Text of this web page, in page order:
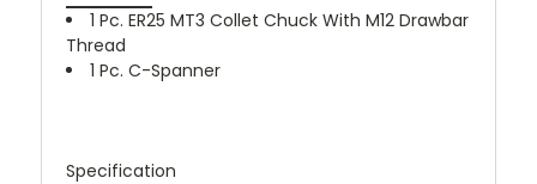
1 Pc. ER25 MT3 Collet Chuck With M12 Drawbar
Thread
1 Pc. C-Spanner
Specification